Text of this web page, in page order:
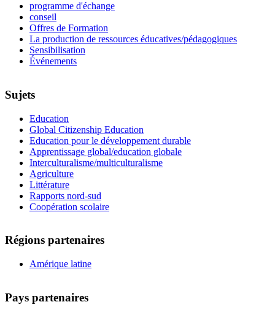
programme d'échange
conseil
Offres de Formation
La production de ressources éducatives/pédagogiques
Sensibilisation
Événements
Sujets
Education
Global Citizenship Education
Education pour le développement durable
Apprentissage global/education globale
Interculturalisme/multiculturalisme
Agriculture
Littérature
Rapports nord-sud
Coopération scolaire
Régions partenaires
Amérique latine
Pays partenaires